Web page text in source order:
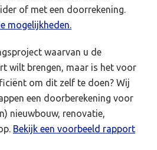
of met een doorrekening.
mogelijkheden.
waarvan u de
wilt brengen, maar is het voor
om dit zelf te doen? Wij
een doorberekening voor
nieuwbouw, renovatie,
Bekijk een voorbeeld rapport